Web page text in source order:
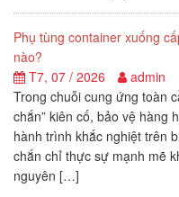
Phụ tùng container xuống
nào?
T7, 07 / 2026
admin
Trong chuỗi cung ứng toàn
chắn” kiên cố, bảo vệ hàng
hành trình khắc nghiệt trên
chắn chỉ thực sự mạnh mẽ
nguyên […]